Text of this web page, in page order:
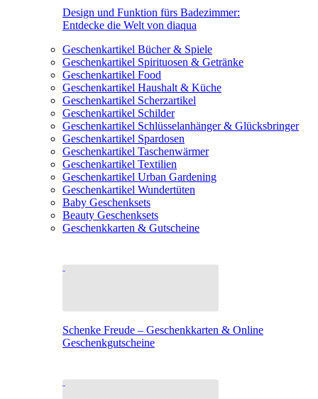
Design und Funktion fürs Badezimmer:
Entdecke die Welt von diaqua
Geschenkartikel Bücher & Spiele
Geschenkartikel Spirituosen & Getränke
Geschenkartikel Food
Geschenkartikel Haushalt & Küche
Geschenkartikel Scherzartikel
Geschenkartikel Schilder
Geschenkartikel Schlüsselanhänger & Glücksbringer
Geschenkartikel Spardosen
Geschenkartikel Taschenwärmer
Geschenkartikel Textilien
Geschenkartikel Urban Gardening
Geschenkartikel Wundertüten
Baby Geschenksets
Beauty Geschenksets
Geschenkkarten & Gutscheine
Schenke Freude – Geschenkkarten & Online
Geschenkgutscheine